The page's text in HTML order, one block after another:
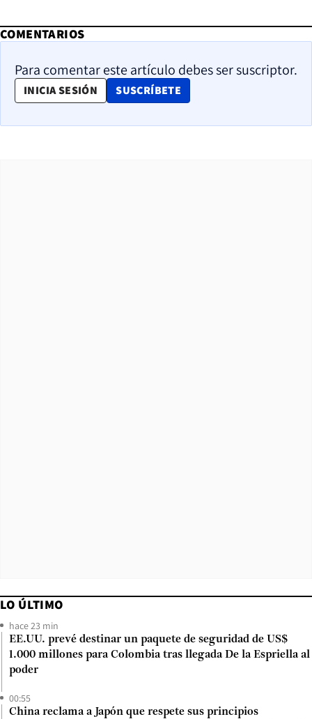
COMENTARIOS
Para comentar este artículo debes ser suscriptor.
INICIA SESIÓN SUSCRÍBETE
OPENS IN NEW WINDOW
LO ÚLTIMO
hace 23 min
EE.UU. prevé destinar un paquete de seguridad de US$
1.000 millones para Colombia tras llegada De la Espriella al
poder
00:55
China reclama a Japón que respete sus principios